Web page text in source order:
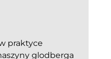
praktyce
glodberga